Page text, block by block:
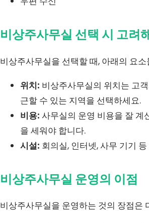
비상주사무실 선택 시 고려
비상주사무실을 선택할 때, 아래의 요
위치: 비상주사무실의 위치는 고
근할 수 있는 지역을 선택하세요.
비용: 사무실의 운영 비용을 잘 계
을 세워야 합니다.
시설: 회의실, 인터넷, 사무 기기
비상주사무실 운영의 이점
비상주사무실을 운영하는 것의 장점은